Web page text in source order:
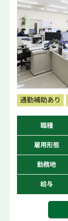
通勤補助あり
職種
雇用形態
勤務地
給与